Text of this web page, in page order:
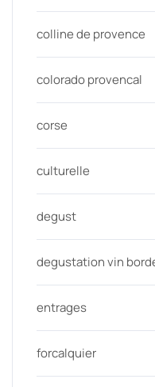
colline de provence
colorado provencal
corse
culturelle
degust
degustation vin
entrages
forcalquier